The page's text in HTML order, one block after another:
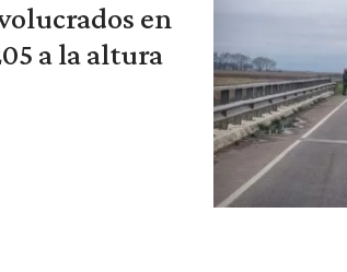
en
a la altura